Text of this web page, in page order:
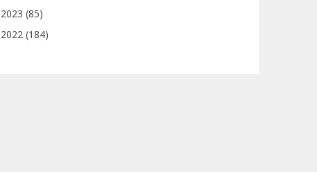
2023 (85)
2022 (184)